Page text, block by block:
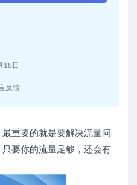
18日
反馈
重要的就是要解决流量问
要你的流量足够，还会有